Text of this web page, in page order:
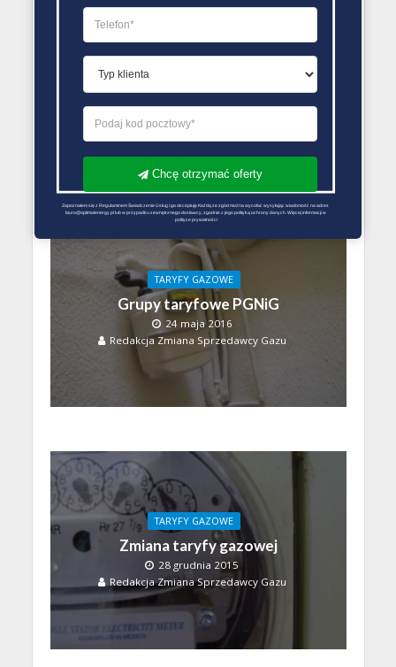
TARYFY GAZOWE
Aktualna oferta
sprzedaży prądu
24 marca 2018
Redakcja Zmiana Sprzedawcy Gazu
TARYFY GAZOWE
Grupy taryfowe PGNiG
24 maja 2016
Redakcja Zmiana Sprzedawcy Gazu
TARYFY GAZOWE
Zmiana taryfy gazowej
28 grudnia 2015
Redakcja Zmiana Sprzedawcy Gazu
Chcę otrzymać oferty
Zapoznałem się z Regulaminem Świadczenie Usług i go akceptuję Każdą ze zgód można wycofać wysyłając wiadomość na adres
biuro@optimalenergy.pl lub w przypadku zewnętrznego dostawcy, zgodnie z jego polityką ochrony danych. Więcej informacji w
polityce prywatności